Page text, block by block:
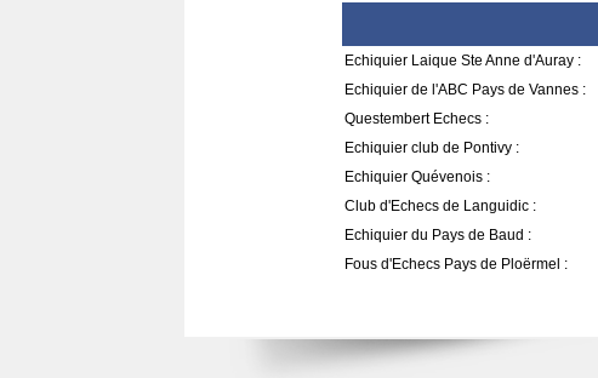
Echiquier Laique Ste Anne d'Auray :
Echiquier de l'ABC Pays de Vannes :
Questembert Echecs :
Echiquier club de Pontivy :
Echiquier Quévenois :
Club d'Echecs de Languidic :
Echiquier du Pays de Baud :
Fous d'Echecs Pays de Ploërmel :